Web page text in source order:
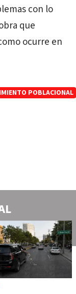
con lo
que
ocurre en
POBLACIONAL